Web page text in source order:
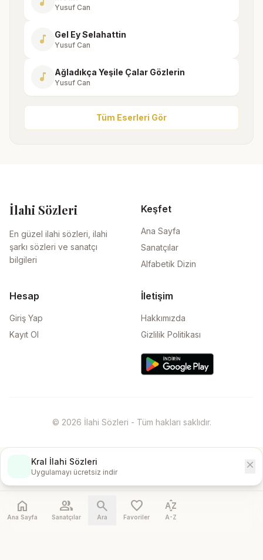
Yusuf Can
music_note Gel Ey Selahattin
Yusuf Can
music_note Ağladıkça Yeşile Çalar Gözlerin
Yusuf Can
Tüm Eserleri Gör
İlahi Sözleri
En güzel ilahi sözleri, ilahi
şarkı sözleri ve sanatçı
bilgileri
Keşfet
Ana Sayfa
Sanatçılar
Alfabetik Dizin
Hesap
Giriş Yap
Kayıt Ol
İletişim
Hakkımızda
Gizlilik Politikası
© 2026 İlahi Sözleri - Tüm hakları saklıdır.
Kral İlahi Sözleri
Uygulamayı ücretsiz indir
close
home
Ana Sayfa
people
Sanatçılar
search
Ara
favorite
Favoriler
sort_by_alpha
A-Z